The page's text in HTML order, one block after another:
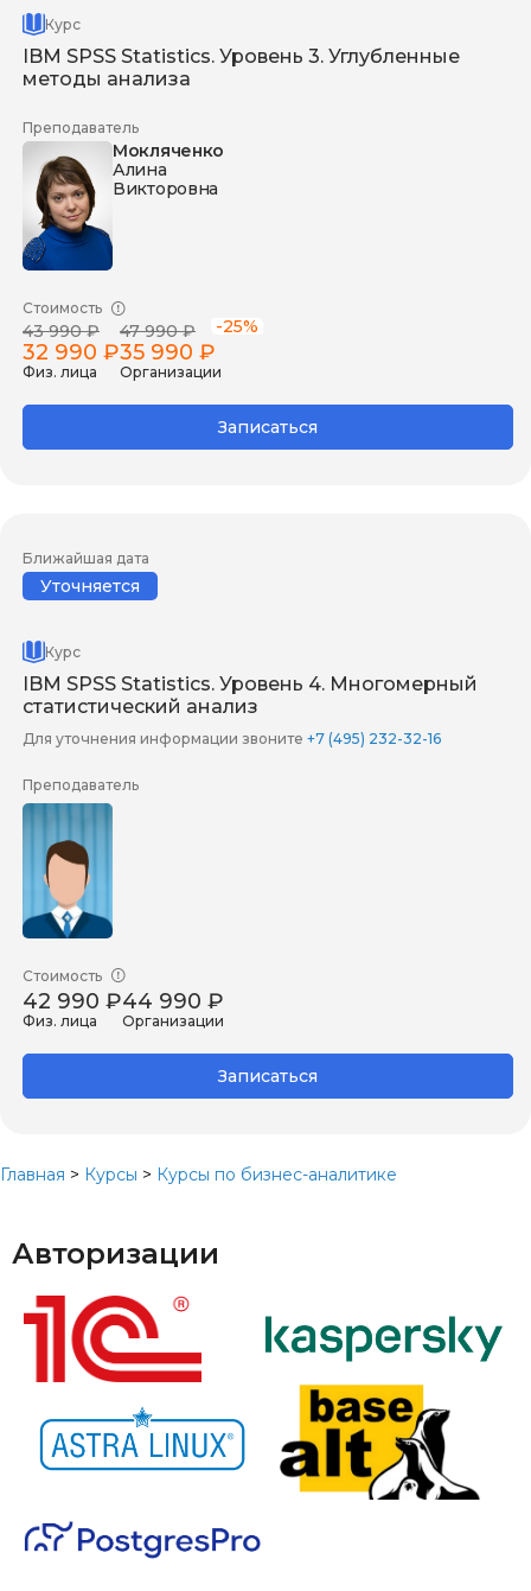
Курс
IBM SPSS Statistics. Уровень 3. Углубленные
методы анализа
Преподаватель
Мокляченко
Алина
Викторовна
Стоимость
43 990 ₽
32 990 ₽
Физ. лица
47 990 ₽ -25%
35 990 ₽
Организации
Записаться
Ближайшая дата
Уточняется
Курс
IBM SPSS Statistics. Уровень 4. Многомерный
статистический анализ
Для уточнения информации звоните +7 (495) 232-32-16
Преподаватель
Стоимость
42 990 ₽
Физ. лица
44 990 ₽
Организации
Записаться
Главная > Курсы > Курсы по бизнес-аналитике
Авторизации